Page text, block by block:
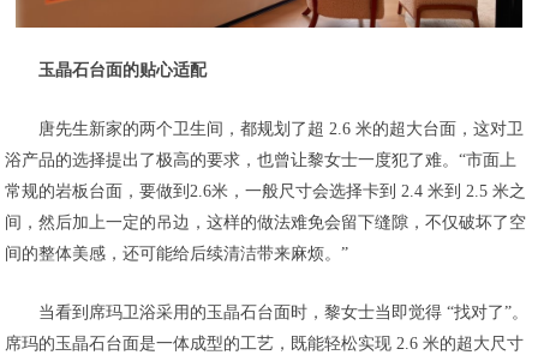
玉晶石台面的贴心适配
唐先生新家的两个卫生间，都规划了超 2.6 米的超大台面，这对卫
浴产品的选择提出了极高的要求，也曾让黎女士一度犯了难。“市面上
常规的岩板台面，要做到2.6米，一般尺寸会选择卡到 2.4 米到 2.5 米之
间，然后加上一定的吊边，这样的做法难免会留下缝隙，不仅破坏了空
间的整体美感，还可能给后续清洁带来麻烦。”
当看到席玛卫浴采用的玉晶石台面时，黎女士当即觉得 “找对了”。
席玛的玉晶石台面是一体成型的工艺，既能轻松实现 2.6 米的超大尺寸